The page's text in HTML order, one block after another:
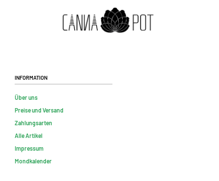
Information
Über uns
Preise und Versand
Zahlungsarten
Alle Artikel
Impressum
Mondkalender